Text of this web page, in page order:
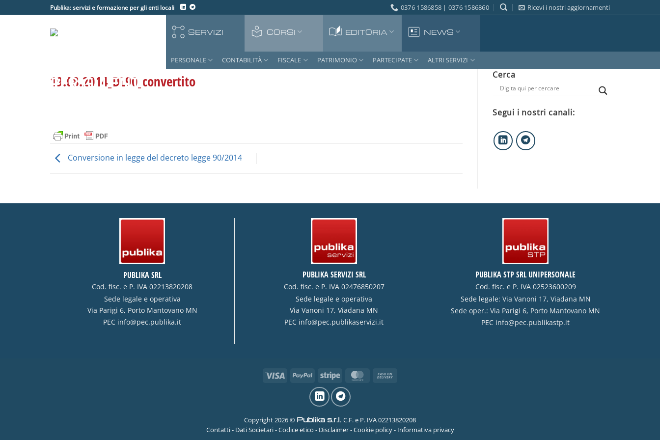
ai
Publika: servizi e formazione per gli enti locali 0376 1586858 | 0376 1586860 Ricevi i nostri aggiornamenti
SERVIZI CORSI EDITORIA NEWS
PERSONALE CONTABILITÀ FISCALE PATRIMONIO PARTECIPATE ALTRI SERVIZI
19.08.2014_DL90_convertito
Conversione in legge del decreto legge 90/2014
Cerca
Segui i nostri canali:
PUBLIKA SRL
Cod. fisc. e P. IVA 02213820208
Sede legale e operativa
Via Parigi 6, Porto Mantovano MN
PEC info@pec.publika.it
PUBLIKA SERVIZI SRL
Cod. fisc. e P. IVA 02476850207
Sede legale e operativa
Via Vanoni 17, Viadana MN
PEC info@pec.publikaservizi.it
PUBLIKA STP SRL UNIPERSONALE
Cod. fisc. e P. IVA 02523600209
Sede legale: Via Vanoni 17, Viadana MN
Sede oper.: Via Parigi 6, Porto Mantovano MN
PEC info@pec.publikastp.it
Visa PayPal Stripe MasterCard
Copyright 2026 © Publika s.r.l. C.F. e P. IVA 02213820208
Contatti- Dati Societari-Codice etico - Disclaimer-Cookie policy- Informativa privacy